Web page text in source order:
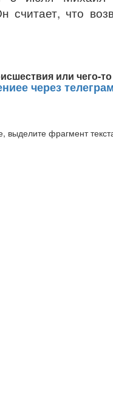
считает, что
или чего-
выделите фрагмент